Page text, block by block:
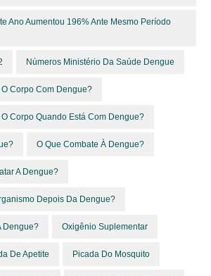
Ano Aumentou 196% Ante Mesmo Período
Números Ministério Da Saúde Dengue
Corpo Com Dengue?
Corpo Quando Está Com Dengue?
O Que Combate À Dengue?
A Dengue?
Depois Da Dengue?
Dengue? Oxigênio Suplementar
De Apetite Picada Do Mosquito